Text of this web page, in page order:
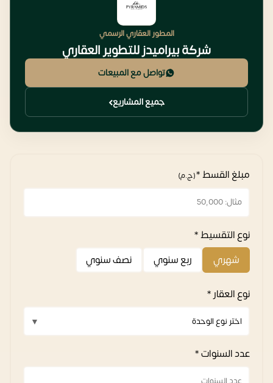
المطور العقاري الرسمي
شركة بيراميدز للتطوير العقاري
تواصل مع المبيعات
جميع المشاريع
مبلغ القسط *(ج.م)
نوع التقسيط *
شهري
ربع سنوي نصف سنوي
نوع العقار *
عدد السنوات *